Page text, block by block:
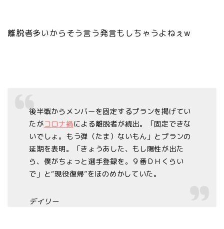
離脱者多いからそう言う発言もしちゃうよねぇw
後半戦からメンバーを固定するプランを掲げてい
たがコロナ禍 による離脱者が続出。「固定できな
いでしょ。もう弾（たま）ないもん」とプランの
延期を表明。「きょうあした、もし陽性が出た
ら、僕がちょっと選手登録を。９番ＤＨくらい
で」と“現役復帰”をほのめかしていた。
デイリー